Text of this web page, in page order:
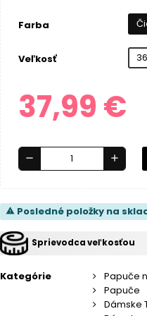
Farba
Veľkosť 36
37,99 €
remove add
warning Posledné položky na
Sprievodca veľkosťou
Kategórie
Papuče
Papuče
Dámske